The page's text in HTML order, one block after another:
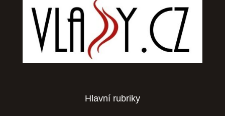
Hlavní rubriky